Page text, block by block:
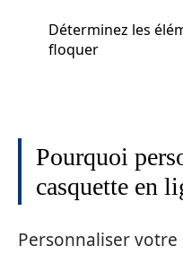
Déterminez les
floquer
Pourquoi
casquette en
Personnaliser